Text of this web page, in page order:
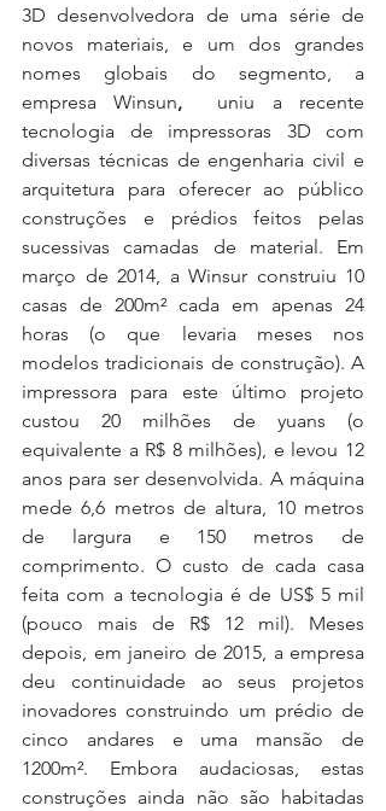
3D desenvolvedora de uma série de
novos materiais, e um dos grandes
nomes globais do segmento, a
empresa Winsun,
uniu a recente
tecnologia de impressoras 3D com
diversas técnicas de engenharia civil e
arquitetura para oferecer ao público
construções e prédios feitos pelas
sucessivas camadas de material. Em
março de 2014, a Winsur construiu 10
casas de 200m² cada em apenas 24
horas (o que levaria meses nos
modelos tradicionais de construção). A
impressora para este último projeto
custou 20 milhões de yuans (o
equivalente a R$ 8 milhões), e levou 12
anos para ser desenvolvida. A máquina
mede 6,6 metros de altura, 10 metros
de largura e 150 metros de
comprimento. O custo de cada casa
feita com a tecnologia é de US$ 5 mil
(pouco mais de R$ 12 mil). Meses
depois, em janeiro de 2015, a empresa
deu continuidade ao seus projetos
inovadores construindo um prédio de
cinco andares e uma mansão de
1200m². Embora audaciosas, estas
construções ainda não são habitadas